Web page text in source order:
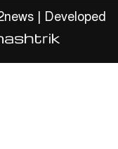
| Developed